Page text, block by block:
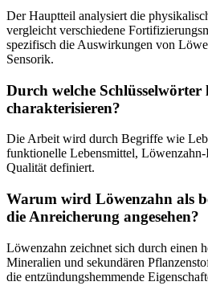
Der Hauptteil analysiert die
vergleicht verschiedene
spezifisch die Auswirkungen von
Sensorik.
Durch welche Schlüsselwörter
charakterisieren?
Die Arbeit wird durch Begriffe wie
funktionelle Lebensmittel, Löwenzahn-
Qualität definiert.
Warum wird Löwenzahn als
die Anreicherung angesehen?
Löwenzahn zeichnet sich durch einen
Mineralien und sekundären
die entzündungshemmende